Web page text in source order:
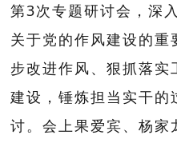
第3次专题研讨会，深
关于党的作风建设的重
步改进作风、狠抓落
建设，锤炼担当实干的
讨。会上果爱宾、杨家